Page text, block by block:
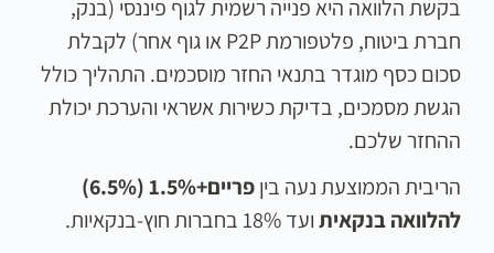
בקשת הלוואה היא פנייה רשמית לגוף פיננסי (בנק,
חברת ביטוח, פלטפורמת P2P או גוף אחר) לקבלת
סכום כסף מוגדר בתנאי החזר מוסכמים. התהליך כולל
הגשת מסמכים, בדיקת כשירות אשראי והערכת יכולת
ההחזר שלכם.
הריבית הממוצעת נעה בין
פריים+1.5% (6.5%)
להלוואה בנקאיתועד 18% בחברות חוץ-בנקאיות.